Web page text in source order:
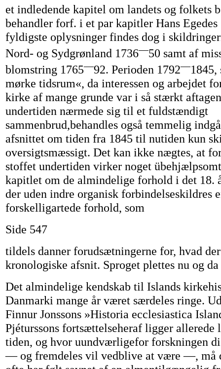
et indledende kapitel om landets og folkets
behandler forf. i et par kapitler Hans
fyldigste oplysninger findes dog i
Nord- og Sydgrønland 1736—50 samt af
blomstring 1765—92. Perioden 1792—1845,
mørke tidsrum«, da interessen og arbejdet
kirke af mange grunde var i så stærkt
undertiden nærmede sig til et fuldstændigt
sammenbrud,behandles også temmelig
afsnittet om tiden fra 1845 til nutiden kun
oversigtsmæssigt. Det kan ikke nægtes, at
stoffet undertiden virker noget
kapitlet om de almindelige forhold i det 18.
der uden indre organisk forbindelseskildres
forskelligartede forhold, som
Side 547
tildels danner forudsætningerne for, hvad
kronologiske afsnit. Sproget plettes nu og
Det almindelige kendskab til Islands
Danmarki mange år været særdeles ringe.
Finnur Jonssons »Historia ecclesiastica
Pjéturssons fortsættelseheraf ligger allerede
tiden, og hvor uundværligefor forskningen
— og fremdeles vil vedblive at være —, må